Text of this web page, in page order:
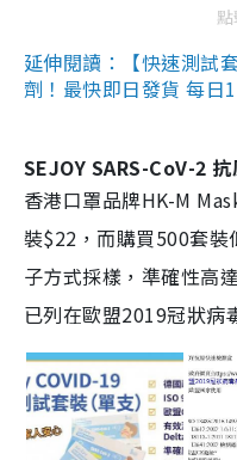
延伸閱讀：【快速測試
劑！最快即日發貨 每日
SEJOY SARS-CoV-2
香港口罩品牌HK-M
裝$22，而購買500套
子方式採樣，準確性高
已列在歐盟2019冠狀病